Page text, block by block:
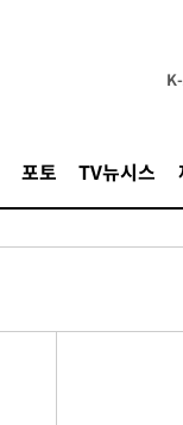
포토 TV뉴시스